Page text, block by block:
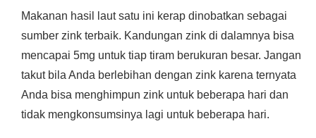
Makanan hasil laut satu ini kerap dinobatkan sebagai
sumber zink terbaik. Kandungan zink di dalamnya bisa
mencapai 5mg untuk tiap tiram berukuran besar. Jangan
takut bila Anda berlebihan dengan zink karena ternyata
Anda bisa menghimpun zink untuk beberapa hari dan
tidak mengkonsumsinya lagi untuk beberapa hari.